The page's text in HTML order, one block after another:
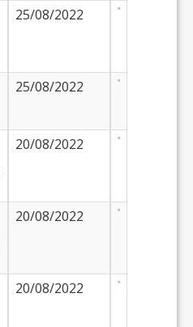
25/08/2022
25/08/2022
20/08/2022
20/08/2022
20/08/2022